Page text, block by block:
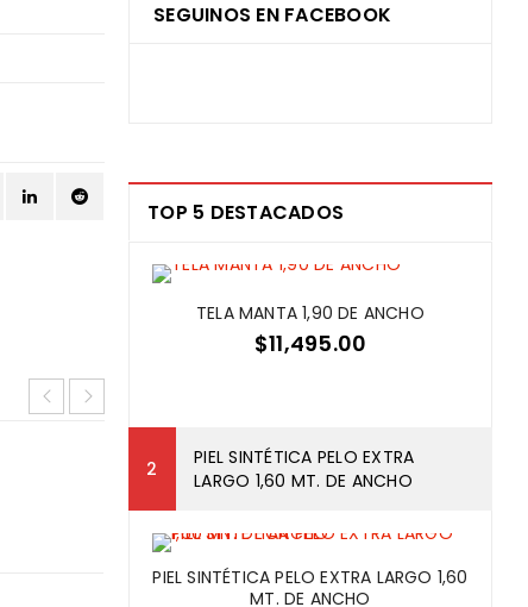
Logo strong 4
28
0
SEGUINOS EN FACEBOOK
TOP 5 DESTACADOS
TELA MANTA 1,90 DE ANCHO
$11,495.00
PIEL SINTÉTICA PELO EXTRA
LARGO 1,60 MT. DE ANCHO
PIEL SINTÉTICA PELO EXTRA LARGO 1,60
MT. DE ANCHO